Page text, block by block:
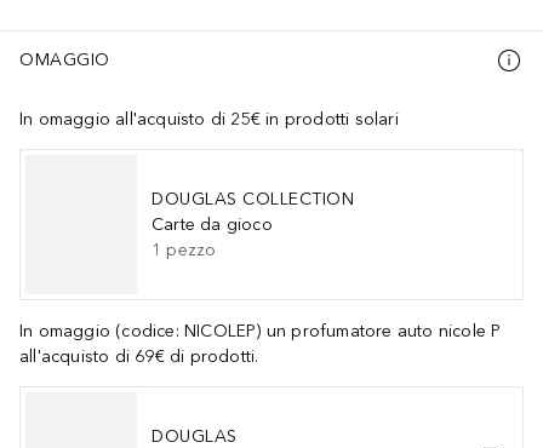
OMAGGIO
In omaggio all'acquisto di 25€ in prodotti solari
DOUGLAS COLLECTION
Carte da gioco
1 pezzo
In omaggio (codice: NICOLEP) un profumatore auto nicole P
all'acquisto di 69€ di prodotti.
DOUGLAS